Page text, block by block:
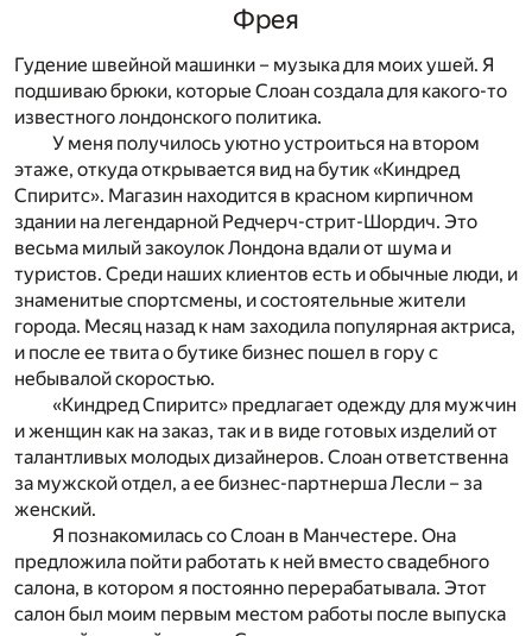
Фрея
Гудение швейной машинки – музыка для моих ушей. Я
подшиваю брюки, которые Слоан создала для какого-то
известного лондонского политика.
У меня получилось уютно устроиться на втором
этаже, откуда открывается вид на бутик «Киндред
Спиритс». Магазин находится в красном кирпичном
здании на легендарной Редчерч-стрит-Шордич. Это
весьма милый закоулок Лондона вдали от шума и
туристов. Среди наших клиентов есть и обычные люди, и
знаменитые спортсмены, и состоятельные жители
города. Месяц назад к нам заходила популярная актриса,
и после ее твита о бутике бизнес пошел в гору с
небывалой скоростью.
«Киндред Спиритс» предлагает одежду для мужчин
и женщин как на заказ, так и в виде готовых изделий от
талантливых молодых дизайнеров. Слоан ответственна
за мужской отдел, а ее бизнес-партнерша Лесли – за
женский.
Я познакомилась со Слоан в Манчестере. Она
предложила пойти работать к ней вместо свадебного
салона, в котором я постоянно перерабатывала. Этот
салон был моим первым местом работы после выпуска